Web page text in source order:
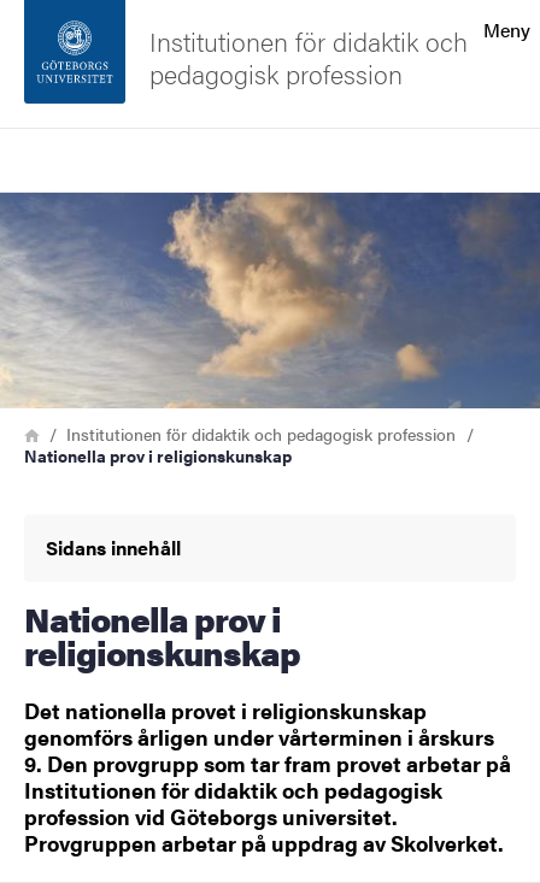
Sidfoten
Om webbplatsen
Meny
Institutionen för didaktik och
pedagogisk profession
Bild
Länkstig
HemInstitutionen för didaktik och pedagogisk profession
Nationella prov i religionskunskap
Sidans innehåll
Nationella prov i
religionskunskap
Det nationella provet i religionskunskap
genomförs årligen under vårterminen i årskurs
9. Den provgrupp som tar fram provet arbetar på
Institutionen för didaktik och pedagogisk
profession vid Göteborgs universitet.
Provgruppen arbetar på uppdrag av Skolverket.